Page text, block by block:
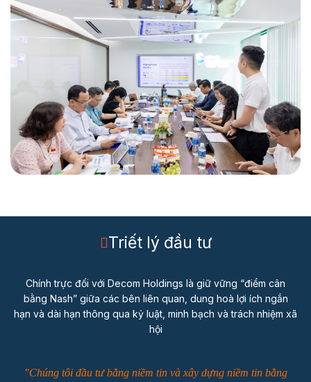
Triết lý đầu tư
Chính trực đối với Decom Holdings là giữ vững “điểm cân
bằng Nash” giữa các bên liên quan, dung hoà lợi ích ngắn
hạn và dài hạn thông qua kỷ luật, minh bạch và trách nhiệm xã
hội
"Chúng tôi đầu tư bằng niềm tin và xây dựng niềm tin bằng